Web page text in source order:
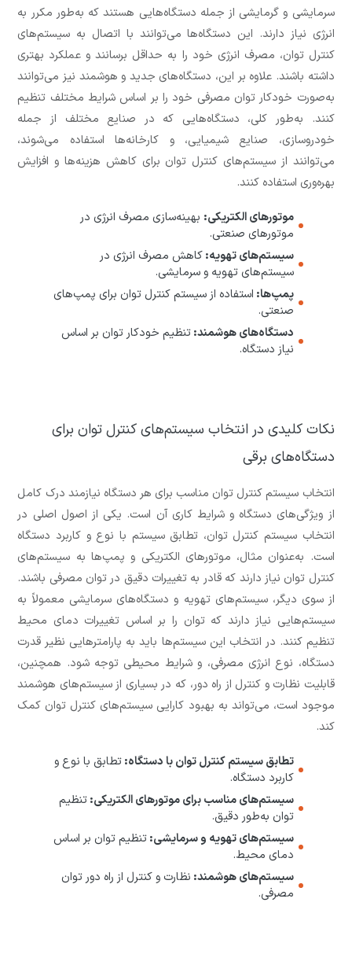
سرمایشی و گرمایشی از جمله دستگاه‌هایی هستند که به‌طور مکرر به
انرژی نیاز دارند. این دستگاه‌ها می‌توانند با اتصال به سیستم‌های
کنترل توان، مصرف انرژی خود را به حداقل برسانند و عملکرد بهتری
داشته باشند. علاوه بر این، دستگاه‌های جدید و هوشمند نیز می‌توانند
به‌صورت خودکار توان مصرفی خود را بر اساس شرایط مختلف تنظیم
کنند. به‌طور کلی، دستگاه‌هایی که در صنایع مختلف از جمله
خودروسازی، صنایع شیمیایی، و کارخانه‌ها استفاده می‌شوند،
می‌توانند از سیستم‌های کنترل توان برای کاهش هزینه‌ها و افزایش
بهره‌وری استفاده کنند.
موتورهای الکتریکی: بهینه‌سازی مصرف انرژی در
موتورهای صنعتی.
سیستم‌های تهویه:کاهش مصرف انرژی در
سیستم‌های تهویه و سرمایشی.
پمپ‌ها: استفاده از سیستم کنترل توان برای پمپ‌های
صنعتی.
دستگاه‌های هوشمند:تنظیم خودکار توان بر اساس
نیاز دستگاه.
نکات کلیدی در انتخاب سیستم‌های کنترل توان برای
دستگاه‌های برقی
انتخاب سیستم کنترل توان مناسب برای هر دستگاه نیازمند درک کامل
از ویژگی‌های دستگاه و شرایط کاری آن است. یکی از اصول اصلی در
انتخاب سیستم کنترل توان، تطابق سیستم با نوع و کاربرد دستگاه
است. به‌عنوان مثال، موتورهای الکتریکی و پمپ‌ها به سیستم‌های
کنترل توان نیاز دارند که قادر به تغییرات دقیق در توان مصرفی باشند.
از سوی دیگر، سیستم‌های تهویه و دستگاه‌های سرمایشی معمولاً به
سیستم‌هایی نیاز دارند که توان را بر اساس تغییرات دمای محیط
تنظیم کنند. در انتخاب این سیستم‌ها باید به پارامترهایی نظیر قدرت
دستگاه، نوع انرژی مصرفی، و شرایط محیطی توجه شود. همچنین،
قابلیت نظارت و کنترل از راه دور، که در بسیاری از سیستم‌های هوشمند
موجود است، می‌تواند به بهبود کارایی سیستم‌های کنترل توان کمک
کند.
تطابق سیستم کنترل توان با دستگاه:تطابق با نوع و
کاربرد دستگاه.
سیستم‌های مناسب برای موتورهای الکتریکی:تنظیم
توان به‌طور دقیق.
سیستم‌های تهویه و سرمایشی:تنظیم توان بر اساس
دمای محیط.
سیستم‌های هوشمند: نظارت و کنترل از راه دور توان
مصرفی.